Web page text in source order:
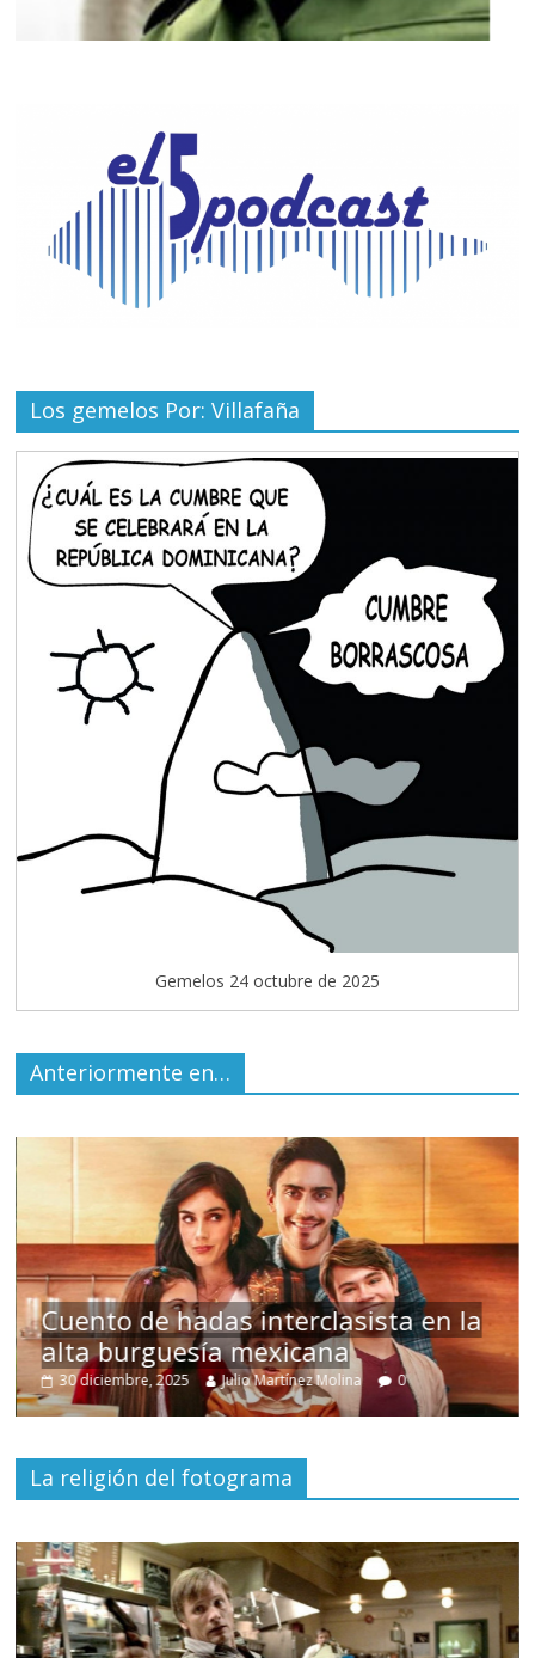
Los gemelos Por: Villafaña
Gemelos 24 octubre de 2025
Anteriormente en…
Cuento de hadas interclasista en la
alta burguesía mexicana
30 diciembre, 2025 Julio Martínez Molina 0
La religión del fotograma